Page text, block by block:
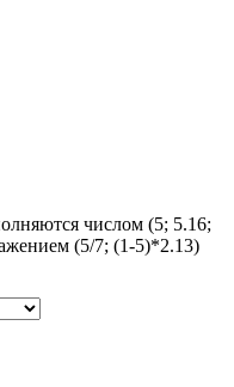
числом (5; 5.16;
(5/7; (1-5)*2.13)